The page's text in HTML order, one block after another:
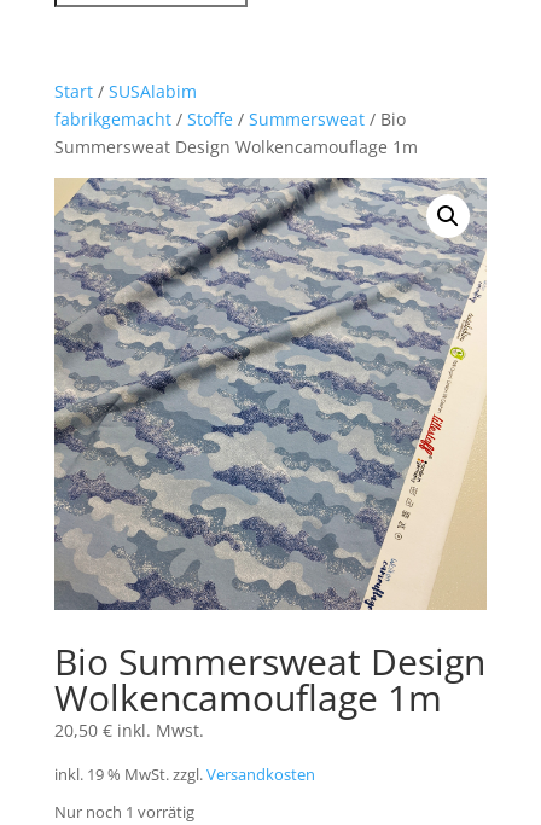
Start/ SUSAlabim
fabrikgemacht/ Stoffe/ Summersweat/ Bio
Summersweat Design Wolkencamouflage 1m
Bio Summersweat Design
Wolkencamouflage 1m
20,50 € inkl. Mwst.
inkl. 19 % MwSt.zzgl.Versandkosten
Nur noch 1 vorrätig